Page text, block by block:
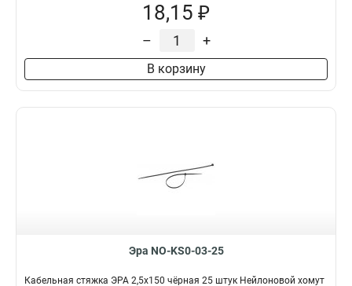
18,15 ₽
– +
В корзину
Эра NO-KS0-03-25
Кабельная стяжка ЭРА 2,5х150 чёрная 25 штук Нейлоновой хомут